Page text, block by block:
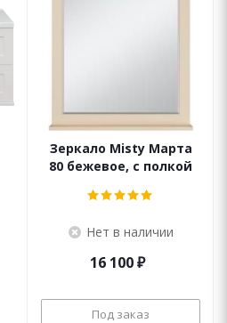
Зеркало Misty Марта
80 бежевое, с полкой
Нет в наличии
16 100₽
Под заказ